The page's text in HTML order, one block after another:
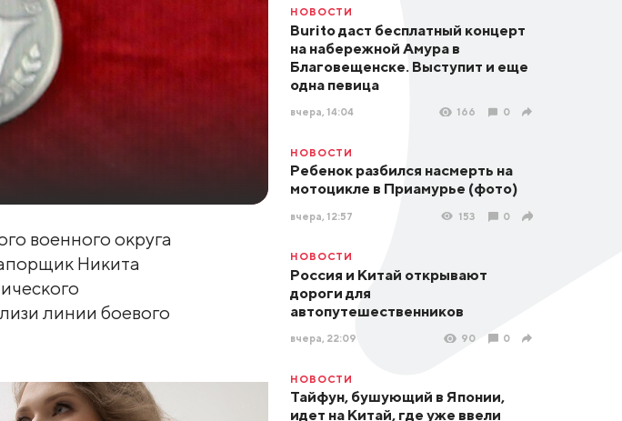
военного округа
Никита
линии боевого
НОВОСТИ
Burito даст бесплатный концерт
на набережной Амура в
Благовещенске. Выступит и еще
одна певица
вчера, 14:04 166 0
НОВОСТИ
Ребенок разбился насмерть на
мотоцикле в Приамурье (фото)
вчера, 12:57 153 0
НОВОСТИ
Россия и Китай открывают
дороги для
автопутешественников
вчера, 22:09 90 0
НОВОСТИ
Тайфун, бушующий в Японии,
идет на Китай, где уже ввели